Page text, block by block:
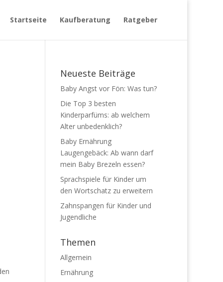
Startseite Kaufberatung Ratgeber
Neueste Beiträge
Baby Angst vor Fön: Was tun?
Die Top 3 besten
Kinderparfüms: ab welchem
Alter unbedenklich?
Baby Ernährung
Laugengebäck: Ab wann darf
mein Baby Brezeln essen?
Sprachspiele für Kinder um
den Wortschatz zu erweitern
Zahnspangen für Kinder und
Jugendliche
Themen
Allgemein
Ernährung